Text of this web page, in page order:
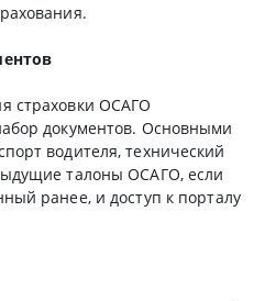
страховки ОСАГО
документов. Основными
водителя, технический
талоны ОСАГО, если
ранее, и доступ к порталу